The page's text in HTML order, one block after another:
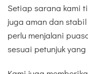
Setiap sarana kami
juga aman dan
perlu menjalani
sesuai petunjuk